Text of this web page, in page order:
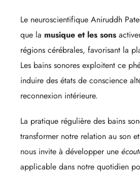
Le neuroscientifique Aniruddh
que la musique et les sons
régions cérébrales, favorisant la
Les bains sonores exploitent ce
induire des états de conscience
reconnexion intérieure.
La pratique régulière des bains
transformer notre relation au son
nous invite à développer une
applicable dans notre quotidien